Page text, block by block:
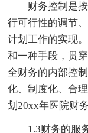
财务控制是
行可行性的调节
计划工作的实现
和一种手段，贯
全财务的内部控
化、制度化、合
划20xx年医院财
1.3财务的服